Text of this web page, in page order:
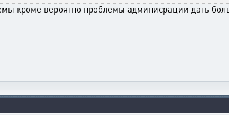
кроме вероятно проблемы админисрации дать